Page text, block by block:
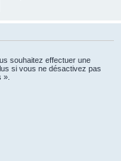
souhaitez effectuer une
si vous ne désactivez pas
».